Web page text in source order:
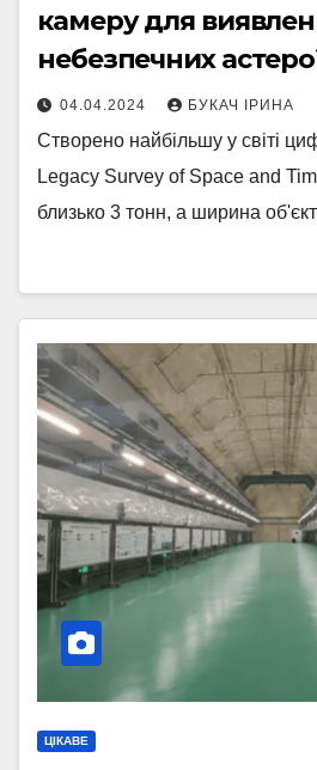
камеру для
небезпечних
04.04.2024 БУКАЧ ІРИНА
Створено найбільшу у світі
Legacy Survey of Space and
близько 3 тонн, а ширина
ЦІКАВЕ